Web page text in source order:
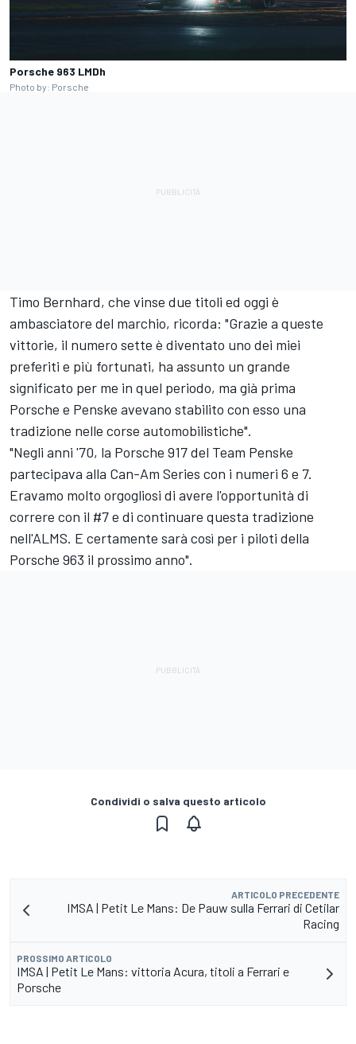
Porsche 963 LMDh
Photo by: Porsche
Timo Bernhard, che vinse due titoli ed oggi è
ambasciatore del marchio, ricorda: "Grazie a queste
vittorie, il numero sette è diventato uno dei miei
preferiti e più fortunati, ha assunto un grande
significato per me in quel periodo, ma già prima
Porsche e Penske avevano stabilito con esso una
tradizione nelle corse automobilistiche".
"Negli anni '70, la Porsche 917 del Team Penske
partecipava alla Can-Am Series con i numeri 6 e 7.
Eravamo molto orgogliosi di avere l'opportunità di
correre con il #7 e di continuare questa tradizione
nell'ALMS. E certamente sarà così per i piloti della
Porsche 963 il prossimo anno".
Condividi o salva questo articolo
ARTICOLO PRECEDENTE
IMSA | Petit Le Mans: De Pauw sulla Ferrari di Cetilar
Racing
PROSSIMO ARTICOLO
IMSA | Petit Le Mans: vittoria Acura, titoli a Ferrari e
Porsche